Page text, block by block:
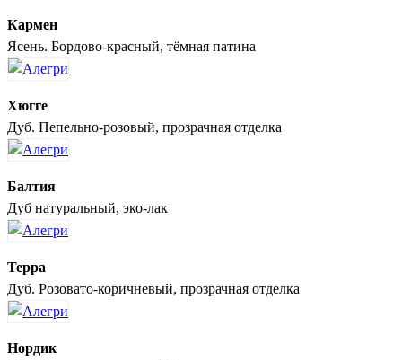
Кармен
Ясень. Бордово-красный, тёмная патина
Хюгге
Дуб. Пепельно-розовый, прозрачная отделка
Балтия
Дуб натуральный, эко-лак
Терра
Дуб. Розовато-коричневый, прозрачная отделка
Нордик